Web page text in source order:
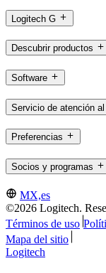
Logitech G
Descubrir productos
Software
Servicio de atención
Preferencias
Socios y programas
MX,es
©2026 Logitech.
Términos de uso
Mapa del sitio
Logitech